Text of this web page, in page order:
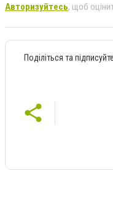
Авторизуйтесь, щоб
Поділіться та